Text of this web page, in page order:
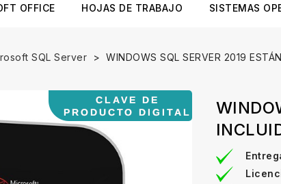
OFFICE HOJAS DE TRABAJO SISTEMAS
SQL Server WINDOWS SQL SERVER 2019